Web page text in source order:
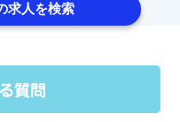
求人を検索
質問